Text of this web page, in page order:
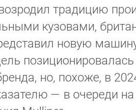
традицию
кузовами,
новую
но, похоже, в
— в очереди на